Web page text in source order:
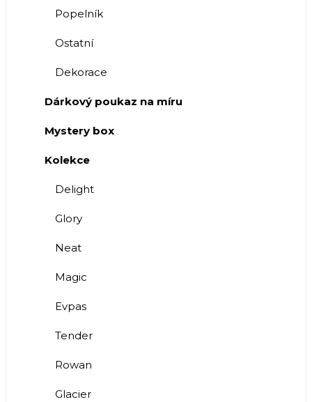
Popelník
Ostatní
Dekorace
Dárkový poukaz na míru
Mystery box
Kolekce
Delight
Glory
Neat
Magic
Evpas
Tender
Rowan
Glacier